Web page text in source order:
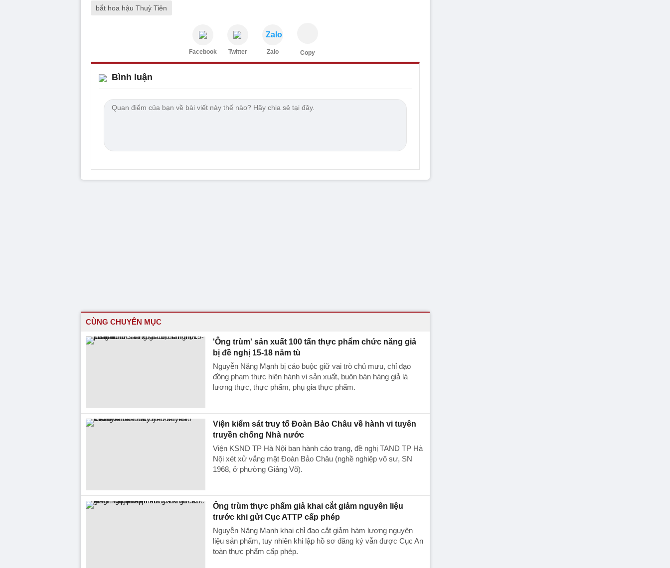
bắt hoa hậu Thuỳ Tiên
Facebook Twitter
Zalo
Zalo Copy
Bình luận
CÙNG CHUYÊN MỤC
'Ông trùm' sản xuất 100 tấn thực phẩm chức năng giả
bị đề nghị 15-18 năm tù
Nguyễn Năng Mạnh bị cáo buộc giữ vai trò chủ mưu, chỉ đạo
đồng phạm thực hiện hành vi sản xuất, buôn bán hàng giả là
lương thực, thực phẩm, phụ gia thực phẩm.
Viện kiểm sát truy tố Đoàn Bảo Châu về hành vi tuyên
truyền chống Nhà nước
Viện KSND TP Hà Nội ban hành cáo trạng, đề nghị TAND TP Hà
Nội xét xử vắng mặt Đoàn Bảo Châu (nghề nghiệp võ sư, SN
1968, ở phường Giảng Võ).
Ông trùm thực phẩm giả khai cắt giảm nguyên liệu
trước khi gửi Cục ATTP cấp phép
Nguyễn Năng Mạnh khai chỉ đạo cắt giảm hàm lượng nguyên
liệu sản phẩm, tuy nhiên khi lập hồ sơ đăng ký vẫn được Cục An
toàn thực phẩm cấp phép.